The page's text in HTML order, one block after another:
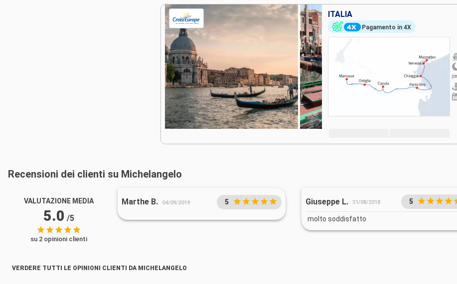
ITALIA
Pagamento in 4X
Recensioni dei clienti su Michelangelo
VALUTAZIONE MEDIA
5.0 /5
su 2 opinioni clienti
Marthe B. 04/09/2019 5 Giuseppe L. 31/08/2018 5
molto soddisfatto
VERDERE TUTTI LE OPINIONI CLIENTI DA MICHELANGELO